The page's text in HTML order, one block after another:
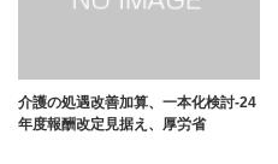
介護の処遇改善加算、一本化検討-24
年度報酬改定見据え、厚労省